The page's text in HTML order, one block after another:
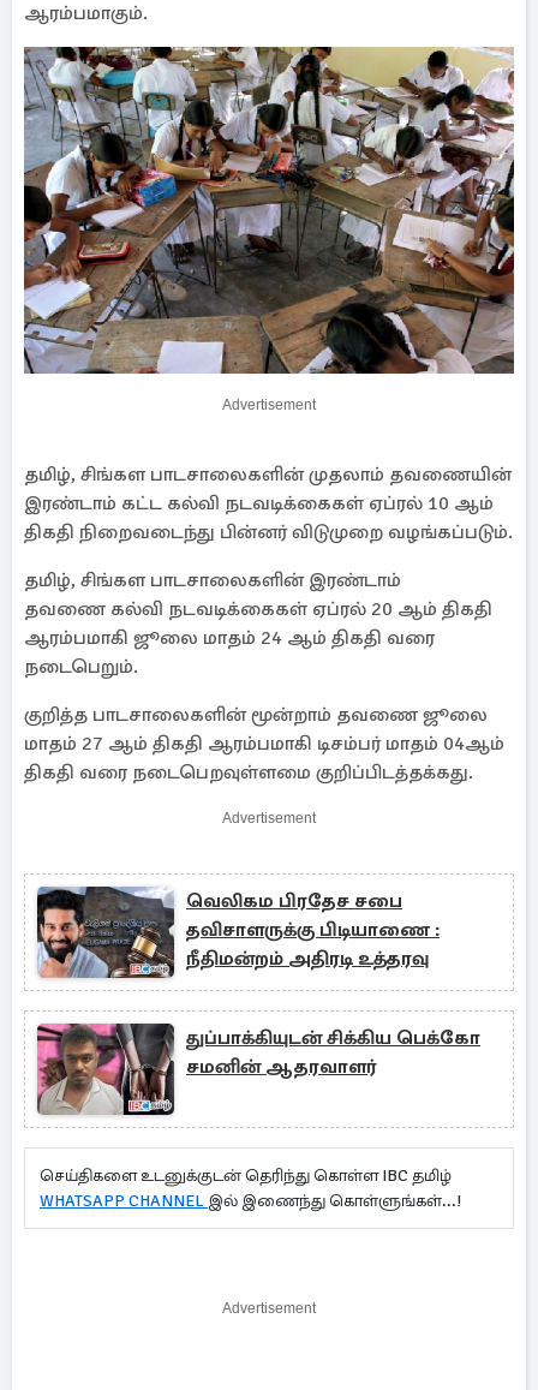
ஆரம்பமாகும்.
Advertisement
தமிழ், சிங்கள பாடசாலைகளின் முதலாம் தவணையின்
இரண்டாம் கட்ட கல்வி நடவடிக்கைகள் ஏப்ரல் 10 ஆம்
திகதி நிறைவடைந்து பின்னர் விடுமுறை வழங்கப்படும்.
தமிழ், சிங்கள பாடசாலைகளின் இரண்டாம்
தவணை கல்வி நடவடிக்கைகள் ஏப்ரல் 20 ஆம் திகதி
ஆரம்பமாகி ஜூலை மாதம் 24 ஆம் திகதி வரை
நடைபெறும்.
குறித்த பாடசாலைகளின் மூன்றாம் தவணை ஜூலை
மாதம் 27 ஆம் திகதி ஆரம்பமாகி டிசம்பர் மாதம் 04ஆம்
திகதி வரை நடைபெறவுள்ளமை குறிப்பிடத்தக்கது.
Advertisement
வெலிகம பிரதேச சபை
தவிசாளருக்கு பிடியாணை :
நீதிமன்றம் அதிரடி உத்தரவு
துப்பாக்கியுடன் சிக்கிய பெக்கோ
சமனின் ஆதரவாளர்
செய்திகளை உடனுக்குடன் தெரிந்து கொள்ள IBC தமிழ்
WHATSAPP CHANNEL இல் இணைந்து கொள்ளுங்கள்...!
Advertisement